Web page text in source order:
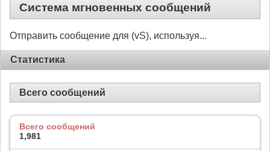
Система мгновенных сообщений
Отправить сообщение для (vS), используя...
Статистика
Всего сообщений
Всего сообщений
1,981